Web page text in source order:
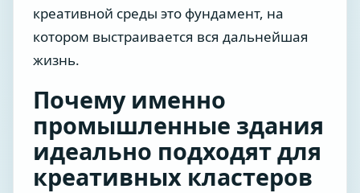
креативной среды это фундамент, на
котором выстраивается вся дальнейшая
жизнь.
Почему именно
промышленные здания
идеально подходят для
креативных кластеров